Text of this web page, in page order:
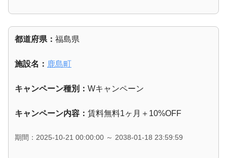
都道府県： 福島県
施設名： 鹿島町
キャンペーン種別： Wキャンペーン
キャンペーン内容： 賃料無料1ヶ月＋10%OFF
期間：2025-10-21 00:00:00 ～ 2038-01-18 23:59:59